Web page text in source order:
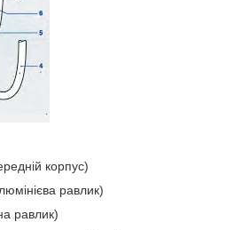
корпус)
равлик)
равлик)